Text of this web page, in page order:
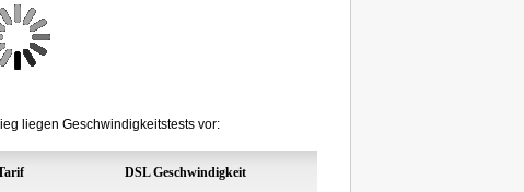
liegen Geschwindigkeitstests vor:
DSL Geschwindigkeit